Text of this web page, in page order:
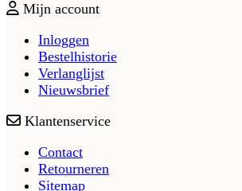
Mijn account
Inloggen
Bestelhistorie
Verlanglijst
Nieuwsbrief
Klantenservice
Contact
Retourneren
Sitemap